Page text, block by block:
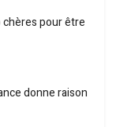
pour être
donne raison